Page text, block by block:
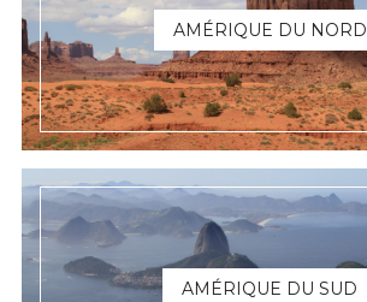
AMÉRIQUE DU NORD
AMÉRIQUE DU SUD